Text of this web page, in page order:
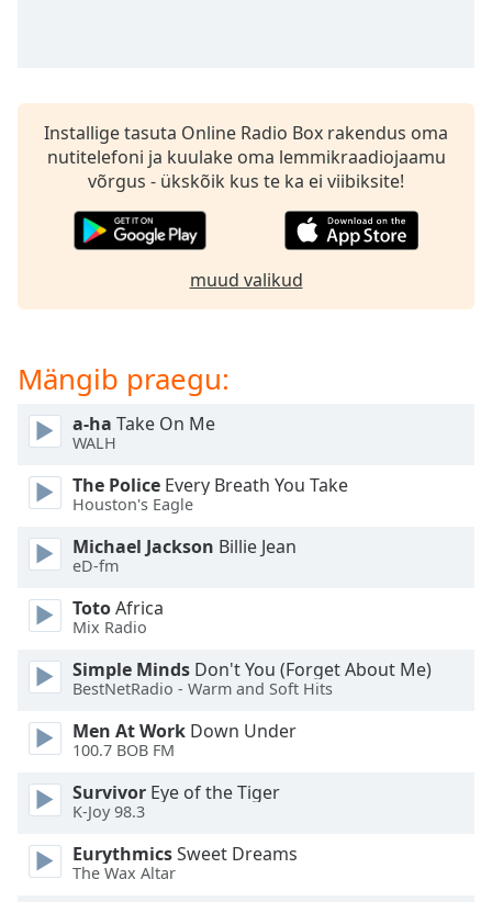
Playback
Chapters
Chapters
Descriptions
off,
Subtitles
subtitles
settings,
opens
subtitles
dialog
subtitles
selected
Audio
Track
Picture-
in-
Picture
modal
Installige tasuta Online Radio Box rakendus oma
nutitelefoni ja kuulake oma lemmikraadiojaamu
võrgus - ükskõik kus te ka ei viibiksite!
muud valikud
Mängib praegu:
a-ha Take On Me
WALH
The Police Every Breath You Take
Houston's Eagle
Michael Jackson Billie Jean
eD-fm
TotoAfrica
Mix Radio
Simple Minds Don't You (Forget About Me)
BestNetRadio - Warm and Soft Hits
Men At Work Down Under
100.7 BOB FM
Survivor Eye of the Tiger
K-Joy 98.3
EurythmicsSweet Dreams
The Wax Altar